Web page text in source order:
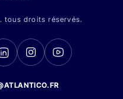
tous droits réservés.